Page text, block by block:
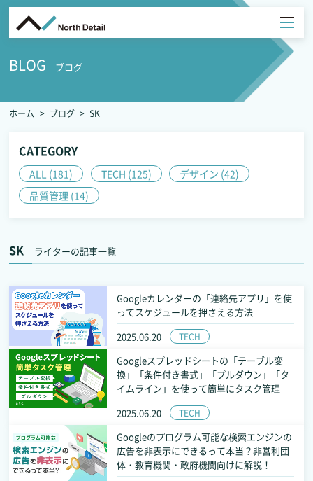
BLOG ブログ
ホーム ブログ SK
CATEGORY
ALL (181) TECH (125)
デザイン (42)
品質管理 (14)
SK ライターの記事一覧
2025.06.20 TECH
Googleカレンダーの「連絡先アプリ」を使
ってスケジュールを押さえる方法
2025.06.20 TECH
Googleスプレッドシートの「テーブル変
換」「条件付き書式」「プルダウン」「タ
イムライン」を使って簡単にタスク管理
Googleのプログラム可能な検索エンジンの
広告を非表示にできるって本当？非営利団
体・教育機関・政府機関向けに解説！